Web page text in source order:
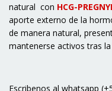
natural con HCG-
aporte externo de la
de manera natural,
mantenerse activos tras
Escribenos al whatsapp